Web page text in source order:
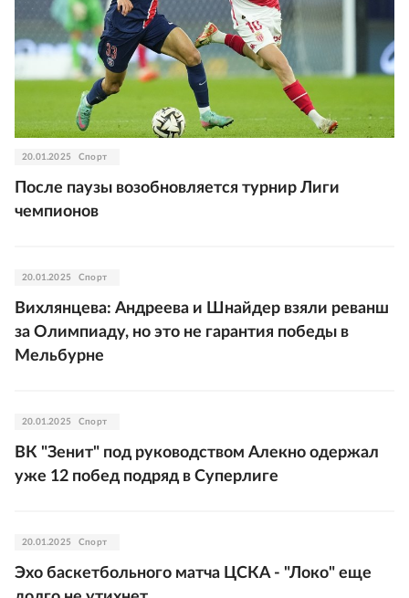
20.01.2025 Спорт
После паузы возобновляется турнир Лиги
чемпионов
20.01.2025 Спорт
Вихлянцева: Андреева и Шнайдер взяли реванш
за Олимпиаду, но это не гарантия победы в
Мельбурне
20.01.2025 Спорт
ВК "Зенит" под руководством Алекно одержал
уже 12 побед подряд в Суперлиге
20.01.2025 Спорт
Эхо баскетбольного матча ЦСКА - "Локо" еще